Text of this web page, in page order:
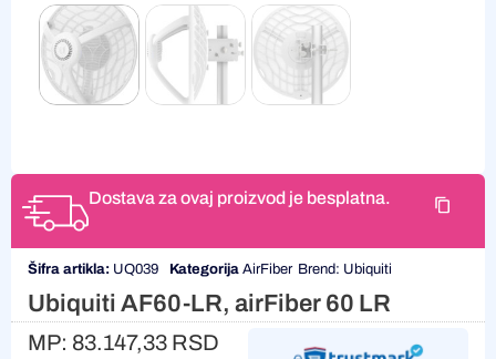
Dostava za ovaj proizvod je besplatna.
Šifra artikla: UQ039 Kategorija AirFiber Brend: Ubiquiti
Ubiquiti AF60-LR, airFiber 60 LR
MP: 83.147,33 RSD